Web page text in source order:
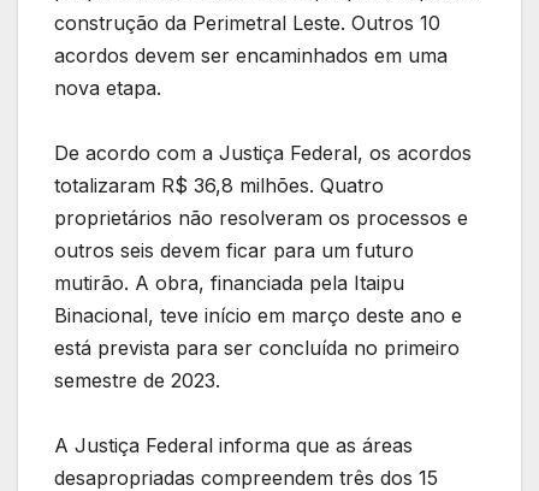
construção da Perimetral Leste. Outros 10
acordos devem ser encaminhados em uma
nova etapa.
De acordo com a Justiça Federal, os acordos
totalizaram R$ 36,8 milhões. Quatro
proprietários não resolveram os processos e
outros seis devem ficar para um futuro
mutirão. A obra, financiada pela Itaipu
Binacional, teve início em março deste ano e
está prevista para ser concluída no primeiro
semestre de 2023.
A Justiça Federal informa que as áreas
desapropriadas compreendem três dos 15